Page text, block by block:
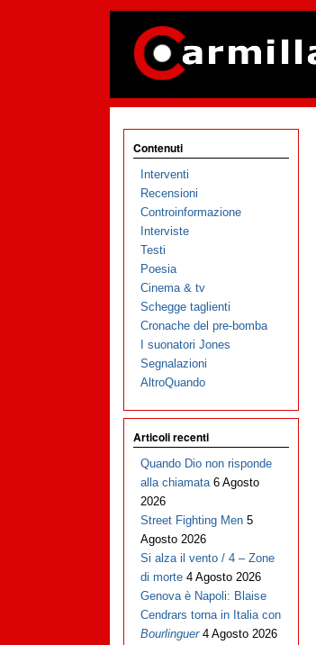
Contenuti
Interventi
Recensioni
Controinformazione
Interviste
Testi
Poesia
Cinema & tv
Schegge taglienti
Cronache del pre-bomba
I suonatori Jones
Segnalazioni
AltroQuando
Articoli recenti
Quando Dio non risponde
alla chiamata 6 Agosto
2026
Street Fighting Men 5
Agosto 2026
Si alza il vento / 4 – Zone
di morte 4 Agosto 2026
Genova è Napoli: Blaise
Cendrars torna in Italia con
Bourlinguer 4 Agosto 2026